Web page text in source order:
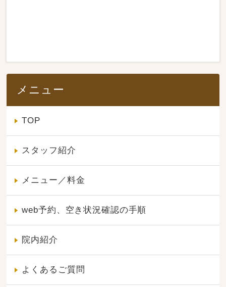
メニュー
TOP
スタッフ紹介
メニュー／料金
web予約、空き状況確認の手順
院内紹介
よくあるご質問